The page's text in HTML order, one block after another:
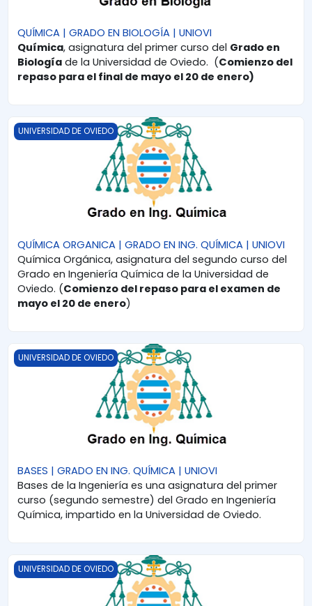
QUÍMICA | GRADO EN BIOLOGÍA | UNIOVI
Química, asignatura del primer curso del Grado en
Biología de la Universidad de Oviedo. (Comienzo del
repaso para el final de mayo el 20 de enero)
QUÍMICA ORGANICA | GRADO EN ING. QUÍMICA | UNIOVI
UNIVERSIDAD DE OVIEDO
QUÍMICA ORGANICA | GRADO EN ING. QUÍMICA | UNIOVI
Química Orgánica, asignatura del segundo curso del
Grado en Ingeniería Química de la Universidad de
Oviedo. (Comienzo del repaso para el examen de
mayo el 20 de enero)
BASES | GRADO EN ING. QUÍMICA | UNIOVI
UNIVERSIDAD DE OVIEDO
BASES | GRADO EN ING. QUÍMICA | UNIOVI
Bases de la Ingeniería es una asignatura del primer
curso (segundo semestre) del Grado en Ingeniería
Química, impartido en la Universidad de Oviedo.
QUÍMICA GENERAL (1º sem) | GRADO EN QUÍMICA | UNIOVI
UNIVERSIDAD DE OVIEDO